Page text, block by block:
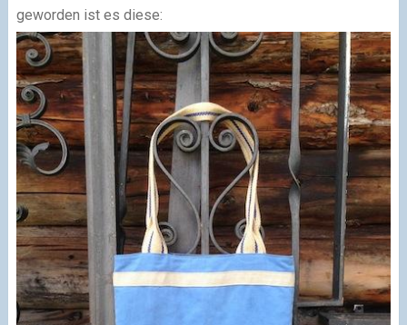
geworden ist es diese: